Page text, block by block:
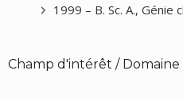
1999 – B. Sc. A., Génie
Champ d'intérêt /